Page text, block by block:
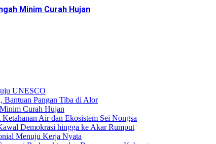
Minim Curah Hujan
UNESCO
Bantuan Pangan Tiba di Alor
Curah Hujan
Air dan Ekosistem Sei Nongsa
Demokrasi hingga ke Akar Rumput
Menuju Kerja Nyata